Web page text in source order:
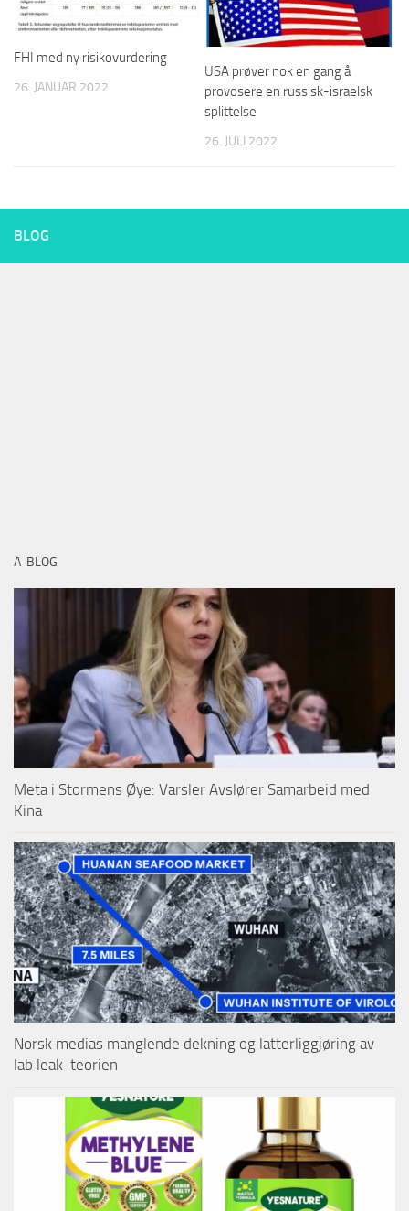
FHI med ny risikovurdering
26. JANUAR 2022
USA prøver nok en gang å
provosere en russisk-israelsk
splittelse
26. JULI 2022
BLOG
A-BLOG
Meta i Stormens Øye: Varsler Avslører Samarbeid med
Kina
Norsk medias manglende dekning og latterliggjøring av
lab leak-teorien